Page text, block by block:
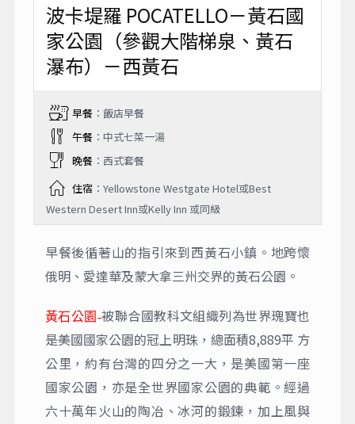
波卡堤羅 POCATELLO－黃石國
家公園（參觀大階梯泉、黃石
瀑布）－西黃石
早餐：飯店早餐
午餐：中式七菜一湯
晚餐：西式套餐
住宿 ：Yellowstone Westgate Hotel或Best
Western Desert Inn或Kelly Inn 或同級
早餐後循著山的指引來到西黃石小鎮。地跨懷
俄明、愛達華及蒙大拿三州交界的黃石公園。
黃石公園-被聯合國教科文組織列為世界瑰寶也
是美國國家公園的冠上明珠，總面積8,889平 方
公里，約有台灣的四分之一大，是美國第一座
國家公園，亦是全世界國家公園的典範。經過
六十萬年火山的陶冶、冰河的鍛鍊，加上風與